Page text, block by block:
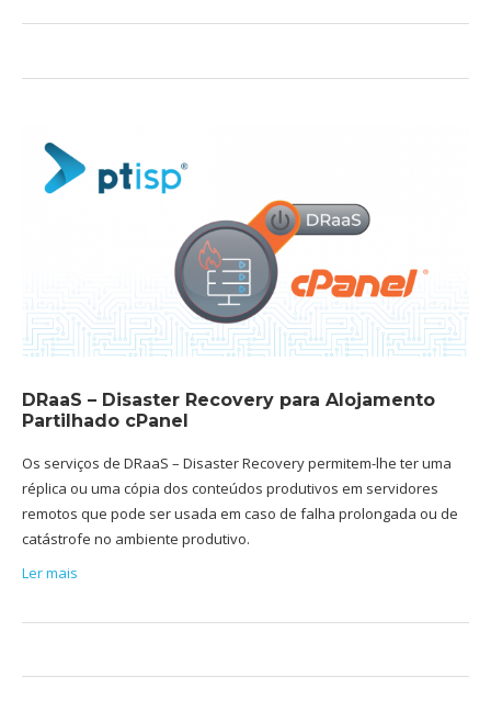
DRaaS – Disaster Recovery para Alojamento
Partilhado cPanel
Os serviços de DRaaS – Disaster Recovery permitem-lhe ter uma
réplica ou uma cópia dos conteúdos produtivos em servidores
remotos que pode ser usada em caso de falha prolongada ou de
catástrofe no ambiente produtivo.
Ler mais